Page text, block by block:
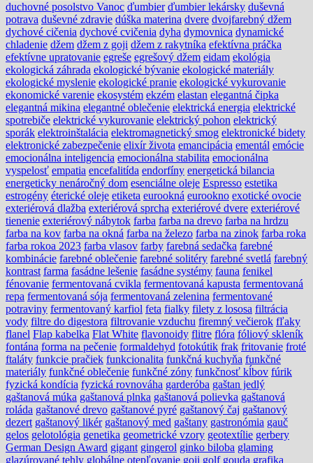
duchovné posolstvo Vanoc ďumbier ďumbier lekársky duševná
potrava duševné zdravie dúška materina dvere dvojfarebný džem
dychové cičenia dychové cvičenia dyha dymovnica dynamické
chladenie džem džem z goji džem z rakytníka efektívna práčka
efektívne upratovanie egreše egrešový džem eidam ekológia
ekologická záhrada ekologické bývanie ekologické materiály
ekologické myslenie ekologické pranie ekologické vykurovanie
ekonomické varenie ekosystém ekzém elastan elegantná čipka
elegantná mikina elegantné oblečenie elektrická energia elektrické
spotrebiče elektrické vykurovanie elektrický pohon elektrický
sporák elektroinštalácia elektromagnetický smog elektronické bidety
elektronické zabezpečenie elixír života emancipácia ementál emócie
emocionálna inteligencia emocionálna stabilita emocionálna
vyspelosť empatia encefalitída endorfíny energetická bilancia
energeticky nenáročný dom esenciálne oleje Espresso estetika
estrogény éterické oleje etiketa eurookná eurookno exotické ovocie
exteriérová dlažba exteriérová sprcha exteriérové dvere exteriérové
tienenie exteriérový nábytok farba farba na drevo farba na hrdzu
farba na kov farba na okná farba na železo farba na zinok farba roka
farba rokoa 2023 farba vlasov farby farebná sedačka farebné
kombinácie farebné oblečenie farebné solitéry farebné svetlá farebný
kontrast farma fasádne lešenie fasádne systémy fauna fenikel
fénovanie fermentovaná cvikla fermentovaná kapusta fermentovaná
repa fermentovaná sója fermentovaná zelenina fermentované
potraviny fermentovaný karfiol feta fialky filety z lososa filtrácia
vody filtre do digestora filtrovanie vzduchu firemný večierok fľaky
flanel Flap kabelka Flat White flavonoidy flitre flóra fóliový skleník
fontána forma na pečenie formaldehyd fotokútik frak fritovanie froté
ftaláty funkcie pračiek funkcionalita funkčná kuchyňa funkčné
materiály funkčné oblečenie funkčné zóny funkčnosť kĺbov fúrik
fyzická kondícia fyzická rovnováha garderóba gaštan jedlý
gaštanová múka gaštanová plnka gaštanová polievka gaštanová
roláda gaštanové drevo gaštanové pyré gaštanový čaj gaštanový
dezert gaštanový likér gaštanový med gaštany gastronómia gauč
gelos gelotológia genetika geometrické vzory geotextílie gerbery
German Design Award gigant gingerol ginko biloba glaming
glazúrované tehly globálne otepľovanie goji golf gouda grafika